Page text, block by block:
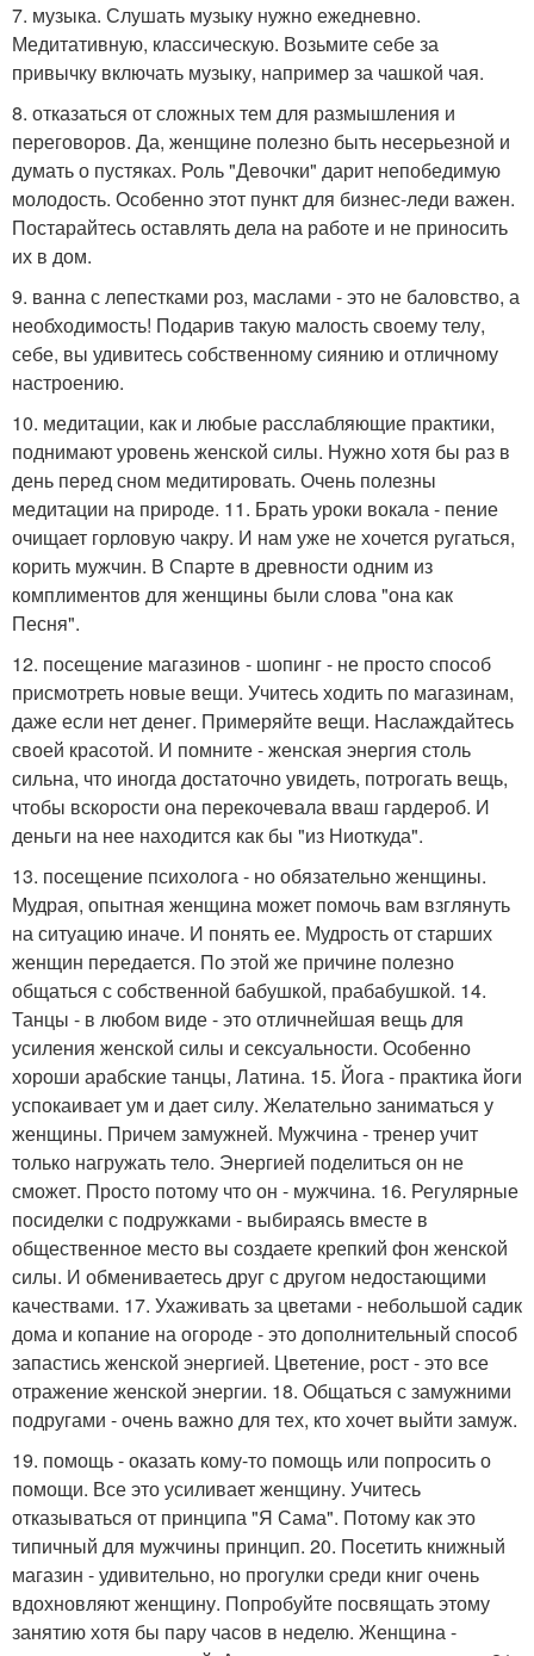
7. музыка. Слушать музыку нужно ежедневно.
Медитативную, классическую. Возьмите себе за
привычку включать музыку, например за чашкой чая.
8. отказаться от сложных тем для размышления и
переговоров. Да, женщине полезно быть несерьезной и
думать о пустяках. Роль "Девочки" дарит непобедимую
молодость. Особенно этот пункт для бизнес-леди важен.
Постарайтесь оставлять дела на работе и не приносить
их в дом.
9. ванна с лепестками роз, маслами - это не баловство, а
необходимость! Подарив такую малость своему телу,
себе, вы удивитесь собственному сиянию и отличному
настроению.
10. медитации, как и любые расслабляющие практики,
поднимают уровень женской силы. Нужно хотя бы раз в
день перед сном медитировать. Очень полезны
медитации на природе. 11. Брать уроки вокала - пение
очищает горловую чакру. И нам уже не хочется ругаться,
корить мужчин. В Спарте в древности одним из
комплиментов для женщины были слова "она как
Песня".
12. посещение магазинов - шопинг - не просто способ
присмотреть новые вещи. Учитесь ходить по магазинам,
даже если нет денег. Примеряйте вещи. Наслаждайтесь
своей красотой. И помните - женская энергия столь
сильна, что иногда достаточно увидеть, потрогать вещь,
чтобы вскорости она перекочевала вваш гардероб. И
деньги на нее находится как бы "из Ниоткуда".
13. посещение психолога - но обязательно женщины.
Мудрая, опытная женщина может помочь вам взглянуть
на ситуацию иначе. И понять ее. Мудрость от старших
женщин передается. По этой же причине полезно
общаться с собственной бабушкой, прабабушкой. 14.
Танцы - в любом виде - это отличнейшая вещь для
усиления женской силы и сексуальности. Особенно
хороши арабские танцы, Латина. 15. Йога - практика йоги
успокаивает ум и дает силу. Желательно заниматься у
женщины. Причем замужней. Мужчина - тренер учит
только нагружать тело. Энергией поделиться он не
сможет. Просто потому что он - мужчина. 16. Регулярные
посиделки с подружками - выбираясь вместе в
общественное место вы создаете крепкий фон женской
силы. И обмениваетесь друг с другом недостающими
качествами. 17. Ухаживать за цветами - небольшой садик
дома и копание на огороде - это дополнительный способ
запастись женской энергией. Цветение, рост - это все
отражение женской энергии. 18. Общаться с замужними
подругами - очень важно для тех, кто хочет выйти замуж.
19. помощь - оказать кому-то помощь или попросить о
помощи. Все это усиливает женщину. Учитесь
отказываться от принципа "Я Сама". Потому как это
типичный для мужчины принцип. 20. Посетить книжный
магазин - удивительно, но прогулки среди книг очень
вдохновляют женщину. Попробуйте посвящать этому
занятию хотя бы пару часов в неделю. Женщина -